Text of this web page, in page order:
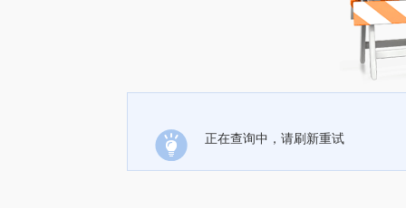
正在查询中，请刷新重试